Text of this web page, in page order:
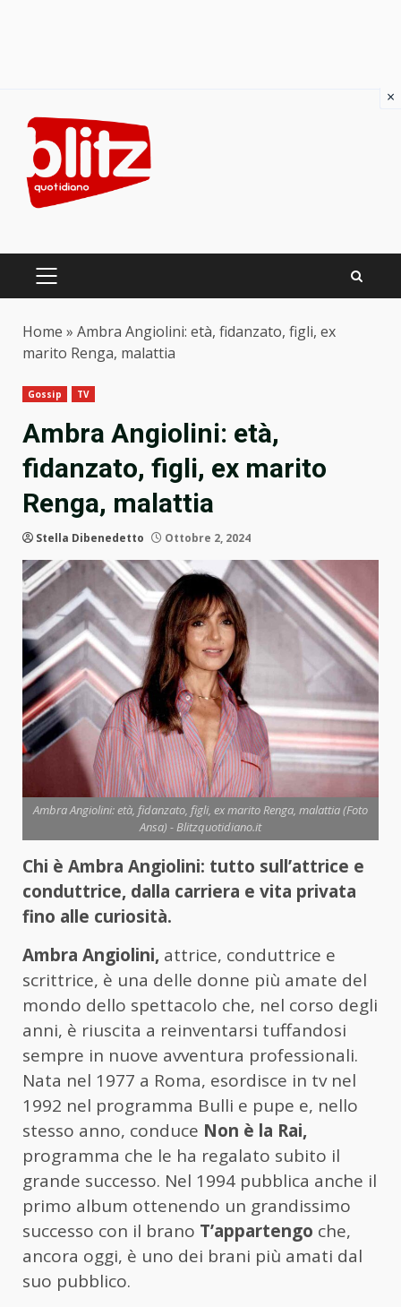
content
PRIMARY
Home » Ambra Angiolini: età, fidanzato, figli, ex
marito Renga, malattia
Gossip TV
Ambra Angiolini: età,
fidanzato, figli, ex marito
Renga, malattia
Stella Dibenedetto Ottobre 2, 2024
Ambra Angiolini: età, fidanzato, figli, ex marito Renga, malattia (Foto
Ansa) - Blitzquotidiano.it
Chi è Ambra Angiolini: tutto sull’attrice e
conduttrice, dalla carriera e vita privata
fino alle curiosità.
Ambra Angiolini, attrice, conduttrice e
scrittrice, è una delle donne più amate del
mondo dello spettacolo che, nel corso degli
anni, è riuscita a reinventarsi tuffandosi
sempre in nuove avventura professionali.
Nata nel 1977 a Roma, esordisce in tv nel
1992 nel programma Bulli e pupe e, nello
stesso anno, conduce Non è la Rai,
programma che le ha regalato subito il
grande successo. Nel 1994 pubblica anche il
primo album ottenendo un grandissimo
successo con il brano T’appartengo che,
ancora oggi, è uno dei brani più amati dal
suo pubblico.
×